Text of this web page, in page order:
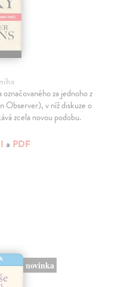
za jednoho z
Observer), v níž diskuze o
zcela novou podobu.
a PDF
novinka